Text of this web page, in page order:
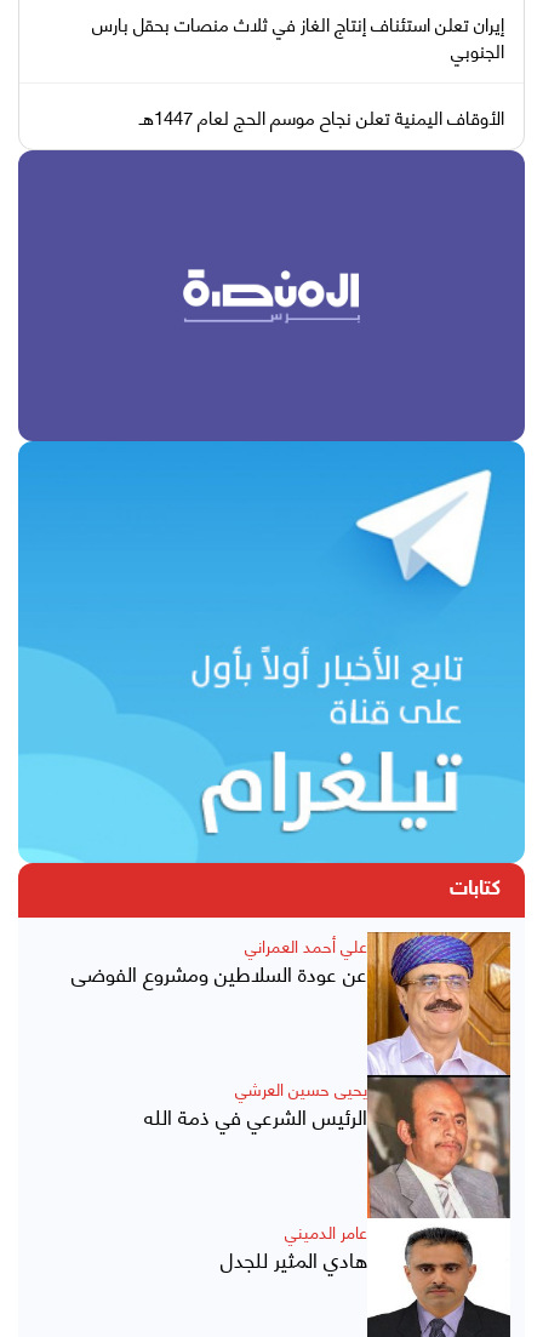
إيران تعلن استئناف إنتاج الغاز في ثلاث منصات بحقل بارس
الجنوبي
الأوقاف اليمنية تعلن نجاح موسم الحج لعام 1447هـ
كتابات
علي أحمد العمراني
عن عودة السلاطين ومشروع الفوضى
يحيى حسين العرشي
الرئيس الشرعي في ذمة الله
عامر الدميني
هادي المثير للجدل